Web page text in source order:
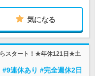
気になる
らスタート！★年休121日★土
#9連休あり #完全週休2日